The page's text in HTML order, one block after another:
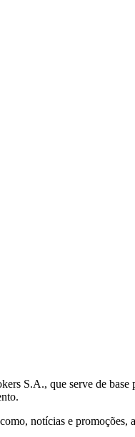
S.A., que serve de base
notícias e promoções,